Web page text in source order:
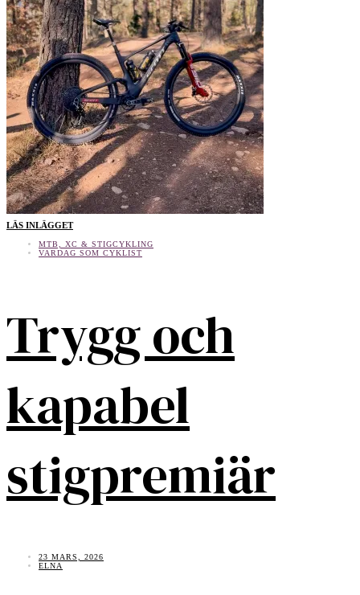
LÄS INLÄGGET
MTB, XC & STIGCYKLING
VARDAG SOM CYKLIST
Trygg och
kapabel
stigpremiär
23 MARS, 2026
ELNA